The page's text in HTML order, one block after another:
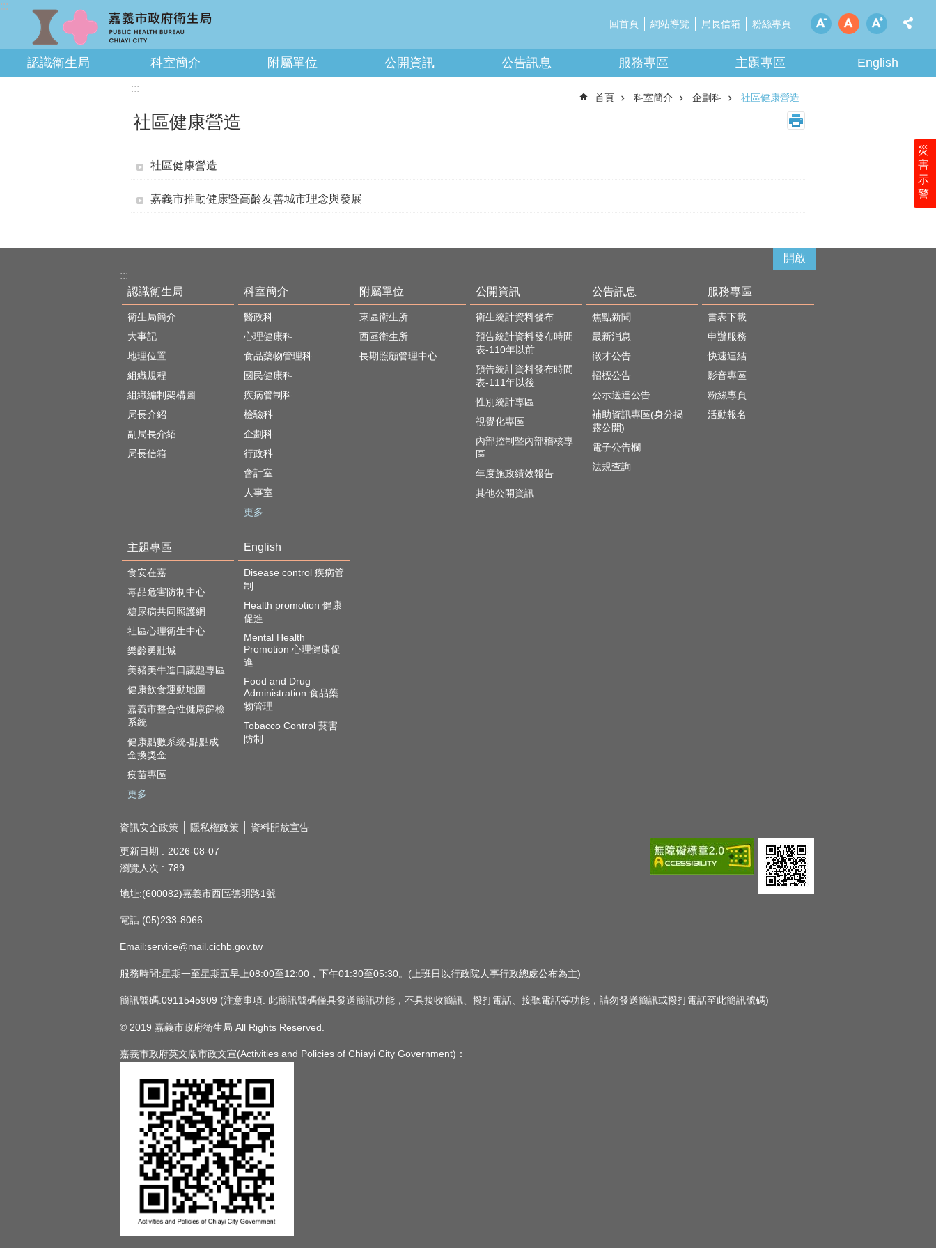
跳到主要內容區塊
:::
回首頁 網站導覽 局長信箱 粉絲專頁
災
害
示
警
認識衛生局 科室簡介 附屬單位 公開資訊 公告訊息 服務專區 主題專區 English
:::
首頁 科室簡介 企劃科 社區健康營造
社區健康營造
社區健康營造
嘉義市推動健康暨高齡友善城市理念與發展
開啟
:::
認識衛生局
衛生局簡介
大事記
地理位置
組織規程
組織編制架構圖
局長介紹
副局長介紹
局長信箱
科室簡介
醫政科
心理健康科
食品藥物管理科
國民健康科
疾病管制科
檢驗科
企劃科
行政科
會計室
人事室
更多...
附屬單位
東區衛生所
西區衛生所
長期照顧管理中心
公開資訊
衛生統計資料發布
預告統計資料發布時間
表-110年以前
預告統計資料發布時間
表-111年以後
性別統計專區
視覺化專區
內部控制暨內部稽核專
區
年度施政績效報告
其他公開資訊
公告訊息
焦點新聞
最新消息
徵才公告
招標公告
公示送達公告
補助資訊專區(身分揭
露公開)
電子公告欄
法規查詢
服務專區
書表下載
申辦服務
快速連結
影音專區
粉絲專頁
活動報名
主題專區
食安在嘉
毒品危害防制中心
糖尿病共同照護網
社區心理衛生中心
樂齡勇壯城
美豬美牛進口議題專區
健康飲食運動地圖
嘉義市整合性健康篩檢
系統
健康點數系統-點點成
金換獎金
疫苗專區
更多...
English
Disease control 疾病管
制
Health promotion 健康
促進
Mental Health
Promotion 心理健康促
進
Food and Drug
Administration 食品藥
物管理
Tobacco Control 菸害
防制
資訊安全政策 隱私權政策 資料開放宣告
更新日期
2026-08-07
瀏覽人次
789
地址:(600082)嘉義市西區德明路1號
電話:(05)233-8066
Email:service@mail.cichb.gov.tw
服務時間:星期一至星期五早上08:00至12:00，下午01:30至05:30。(上班日以行政院人事行政總處公布為主)
簡訊號碼:0911545909 (注意事項: 此簡訊號碼僅具發送簡訊功能，不具接收簡訊、撥打電話、接聽電話等功能，請勿發送簡訊或撥打電話至此簡訊號碼)
© 2019 嘉義市政府衛生局 All Rights Reserved.
嘉義市政府英文版市政文宣(Activities and Policies of Chiayi City Government)：